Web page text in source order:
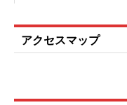
アクセスマップ